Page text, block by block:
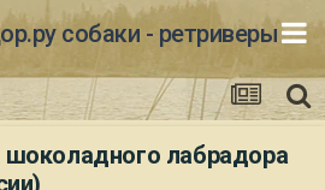
собаки - ретриверы
лабрадора